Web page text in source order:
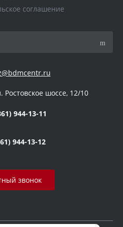
соглашение
Ростовское шоссе, 12/10
944-13-11
944-13-12
звонок